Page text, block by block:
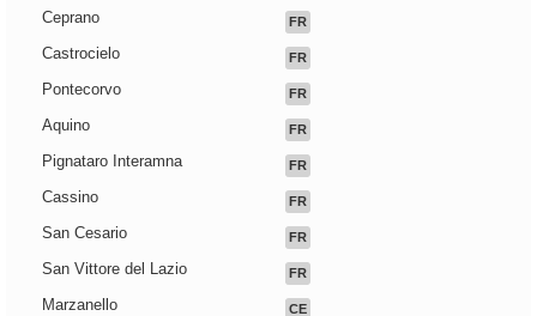
Ceprano FR
Castrocielo FR
Pontecorvo FR
Aquino FR
Pignataro Interamna FR
Cassino FR
San Cesario FR
San Vittore del Lazio FR
Marzanello CE